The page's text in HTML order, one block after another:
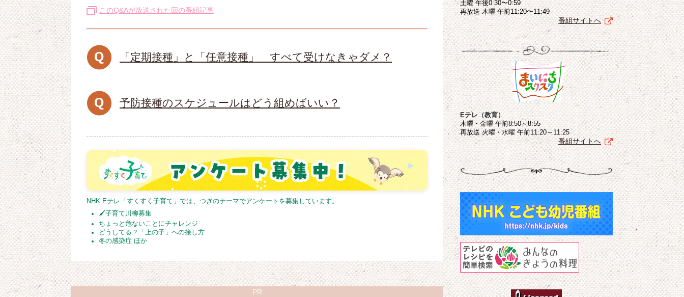
このQ&Aが放送された回の番組記事
「定期接種」と「任意接種」 すべて受けなきゃダメ？
予防接種のスケジュールはどう組めばいい？
NHK Eテレ「すくすく子育て」では、つぎのテーマでアンケートを募集しています。
🖌子育て川柳募集
ちょっと危ないことにチャレンジ
どうしてる？「上の子」への接し方
冬の感染症 ほか
土曜 午後0:30〜0:59
再放送 木曜 午前11:20〜11:49
番組サイトへ
Eテレ（教育）
木曜・金曜 午前8:50～8:55
再放送 火曜・水曜 午前11:20～11:25
番組サイトへ
PR